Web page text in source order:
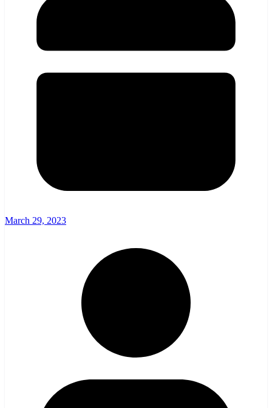
March 29, 2023